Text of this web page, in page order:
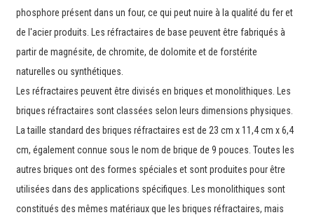
phosphore présent dans un four, ce qui peut nuire à la qualité du fer et
de l'acier produits. Les réfractaires de base peuvent être fabriqués à
partir de magnésite, de chromite, de dolomite et de forstérite
naturelles ou synthétiques.
Les réfractaires peuvent être divisés en briques et monolithiques. Les
briques réfractaires sont classées selon leurs dimensions physiques.
La taille standard des briques réfractaires est de 23 cm x 11,4 cm x 6,4
cm, également connue sous le nom de brique de 9 pouces. Toutes les
autres briques ont des formes spéciales et sont produites pour être
utilisées dans des applications spécifiques. Les monolithiques sont
constitués des mêmes matériaux que les briques réfractaires, mais